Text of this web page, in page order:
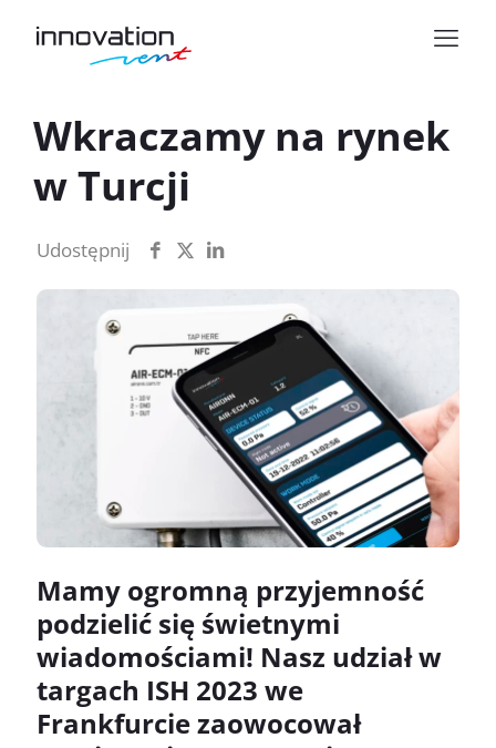
Wkraczamy na rynek
w Turcji
Udostępnij
Mamy ogromną przyjemność
podzielić się świetnymi
wiadomościami! Nasz udział w
targach ISH 2023 we
Frankfurcie zaowocował